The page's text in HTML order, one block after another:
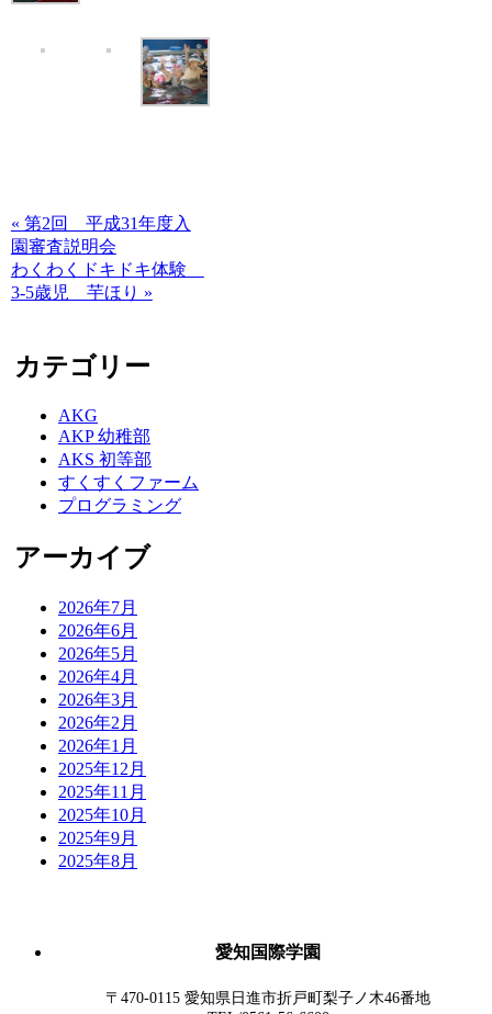
« 第2回 平成31年度入
園審査説明会
わくわくドキドキ体験
3-5歳児 芋ほり »
カテゴリー
AKG
AKP 幼稚部
AKS 初等部
すくすくファーム
プログラミング
アーカイブ
2026年7月
2026年6月
2026年5月
2026年4月
2026年3月
2026年2月
2026年1月
2025年12月
2025年11月
2025年10月
2025年9月
2025年8月
愛知国際学園
〒470-0115 愛知県日進市折戸町梨子ノ木46番地